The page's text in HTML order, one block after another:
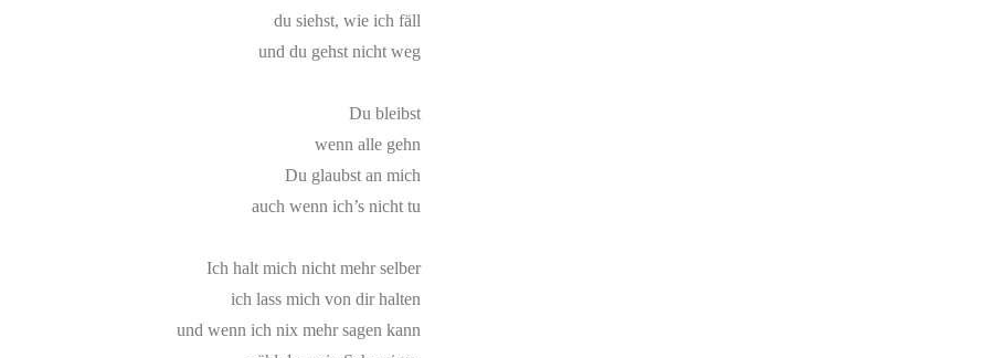
du siehst, wie ich fäll
und du gehst nicht weg
Du bleibst
wenn alle gehn
Du glaubst an mich
auch wenn ich’s nicht tu
Ich halt mich nicht mehr selber
ich lass mich von dir halten
und wenn ich nix mehr sagen kann